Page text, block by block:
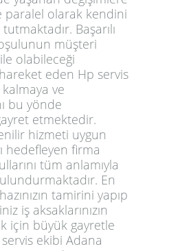
paralel olarak kendini
Başarılı
müşteri
olabileceği
eden Hp servis
ve
bu yönde
etmektedir.
hizmeti uygun
hedefleyen firma
tüm anlamıyla
En
tamirini yapıp
iş aksaklarınızın
için büyük gayretle
ekibi Adana